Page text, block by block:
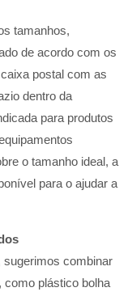
tamanhos,
de acordo com os
postal com as
dentro da
para produtos
o tamanho ideal, a
para o ajudar a
sugerimos combinar
como plástico bolha